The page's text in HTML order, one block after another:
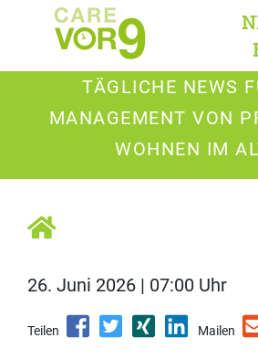
TÄGLICHE NEWS
MANAGEMENT VON
WOHNEN IM
26. Juni 2026 | 07:00 Uhr
Teilen Mailen